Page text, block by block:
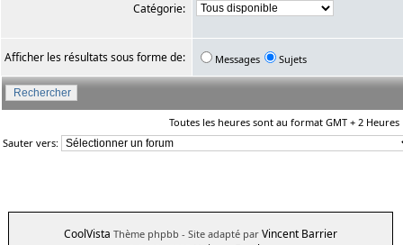
Catégorie:
Afficher les résultats sous forme de: Messages Sujets
Toutes les heures sont au format GMT + 2 Heures
Sauter vers:
CoolVista Thème phpbb - Site adapté par Vincent Barrier